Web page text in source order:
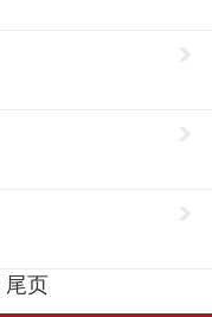
尾页